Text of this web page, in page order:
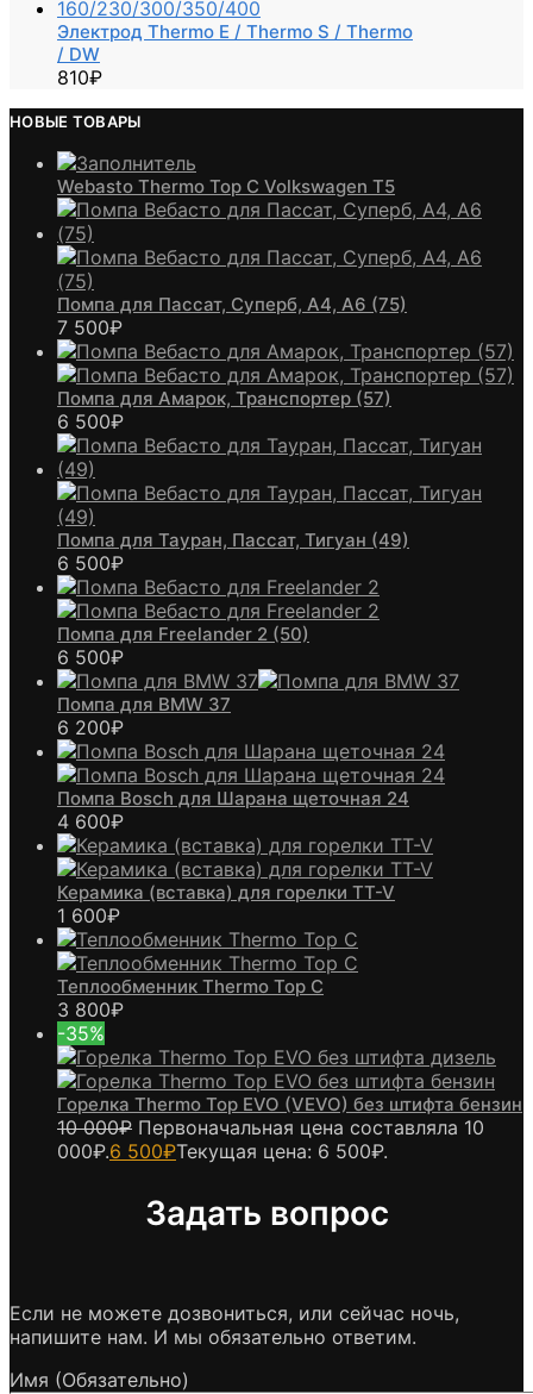
Электрод Thermo E / Thermo S / Thermo
/ DW
810₽
НОВЫЕ ТОВАРЫ
Webasto Thermo Top C Volkswagen T5
Помпа для Пассат, Суперб, А4, А6 (75)
7 500₽
Помпа для Амарок, Транспортер (57)
6 500₽
Помпа для Тауран, Пассат, Тигуан (49)
6 500₽
Помпа для Freelander 2 (50)
6 500₽
Помпа для BMW 37
6 200₽
Помпа Bosch для Шарана щеточная 24
4 600₽
Керамика (вставка) для горелки TT-V
1 600₽
Теплообменник Thermo Top C
3 800₽
-35%
Горелка Thermo Top EVO (VEVO) без штифта бензин
10 000₽ Первоначальная цена составляла 10
000₽.6 500₽Текущая цена: 6 500₽.
Задать вопрос
Если не можете дозвониться, или сейчас ночь,
напишите нам. И мы обязательно ответим.
Имя (Обязательно)